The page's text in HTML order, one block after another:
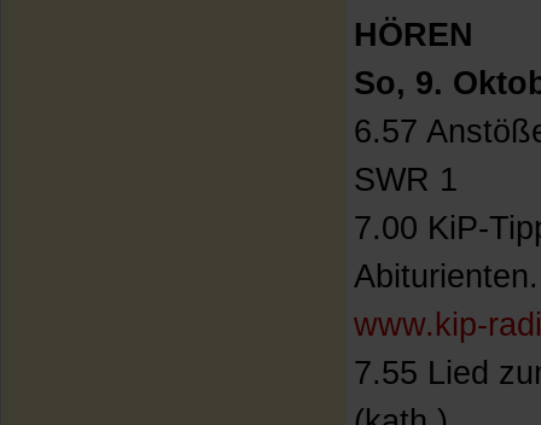
HÖREN
So, 9.
6.57
SWR 1
7.00 KiP-
Abiturienten.
www.kip-
7.55 Lied